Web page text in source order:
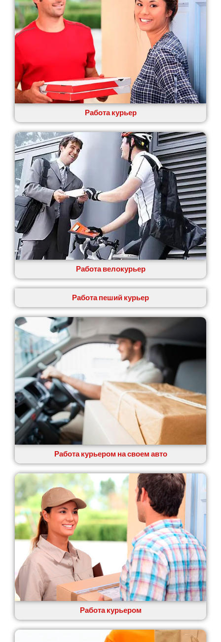
Каменское
Канев
Казатин
Киев
Коцюбинское
Конотоп
Коростень
Корсунь-Шевченковский
Ковель
Козин
Красноград
Кременчуг
Кременец
Кривой Рог
Кролевец
Кропивницкий
Крыховцы
Крюковщина
Крыжановка
Ладыжин
Лесники
Лозовая
Луцк
Лука-Мелешковская
Львов
Малин
Марганец
Миргород
Авангард
Нетешин
Нежин
Никитинцы
Николаев
Никополь
Новоалександровка
Новомосковск
Новоселки
Нововолынск
Обухов
Обуховка
Одесса
Острог
Павлоград
Переяслав
Первомайск
Песочин
Петриков
Петропавловская Борщаговка
Подгородное
Покров
Полтава
Работа курьер
Работа велокурьер
Работа пеший курьер
Работа курьером на своем авто
Работа курьером